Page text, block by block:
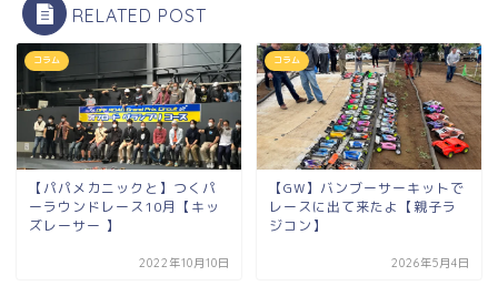
RELATED POST
コラム
【パパメカニックと】つくパ
ーラウンドレース10月【キッ
ズレーサー 】
2022年10月10日
コラム
【GW】バンブーサーキットで
レースに出て来たよ【親子ラ
ジコン】
2026年5月4日